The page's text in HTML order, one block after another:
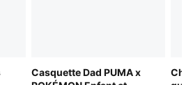
Casquette Dad PUMA x